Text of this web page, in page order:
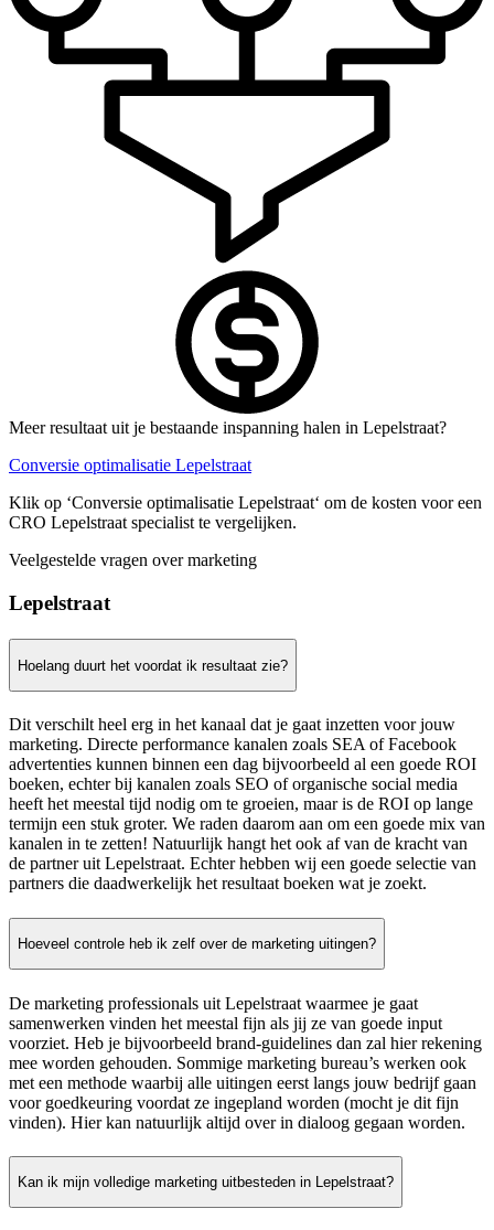
Meer resultaat uit je bestaande inspanning halen in Lepelstraat?
Conversie optimalisatie Lepelstraat
Klik op ‘Conversie optimalisatie Lepelstraat‘ om de kosten voor een
CRO Lepelstraat specialist te vergelijken.
Veelgestelde vragen over marketing
Lepelstraat
Hoelang duurt het voordat ik resultaat zie?
Dit verschilt heel erg in het kanaal dat je gaat inzetten voor jouw
marketing. Directe performance kanalen zoals SEA of Facebook
advertenties kunnen binnen een dag bijvoorbeeld al een goede ROI
boeken, echter bij kanalen zoals SEO of organische social media
heeft het meestal tijd nodig om te groeien, maar is de ROI op lange
termijn een stuk groter. We raden daarom aan om een goede mix van
kanalen in te zetten! Natuurlijk hangt het ook af van de kracht van
de partner uit Lepelstraat. Echter hebben wij een goede selectie van
partners die daadwerkelijk het resultaat boeken wat je zoekt.
Hoeveel controle heb ik zelf over de marketing uitingen?
De marketing professionals uit Lepelstraat waarmee je gaat
samenwerken vinden het meestal fijn als jij ze van goede input
voorziet. Heb je bijvoorbeeld brand-guidelines dan zal hier rekening
mee worden gehouden. Sommige marketing bureau’s werken ook
met een methode waarbij alle uitingen eerst langs jouw bedrijf gaan
voor goedkeuring voordat ze ingepland worden (mocht je dit fijn
vinden). Hier kan natuurlijk altijd over in dialoog gegaan worden.
Kan ik mijn volledige marketing uitbesteden in Lepelstraat?